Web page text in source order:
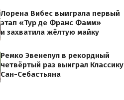
Лорена Вибес выиграла первый
этап «Тур де Франс Фамм»
и захватила жёлтую майку
Ремко Эвенепул в рекордный
четвёртый раз выиграл Классику
Сан-Себастьяна